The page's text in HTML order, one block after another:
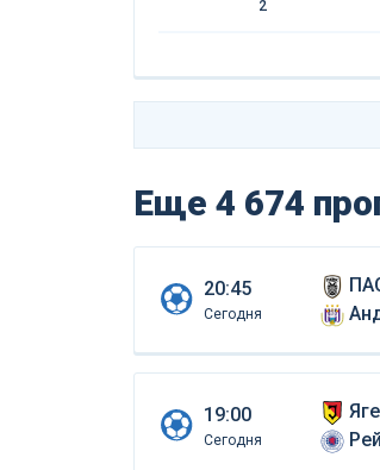
2
Еще 4 674
20:45
Сегодня
19:00
Сегодня